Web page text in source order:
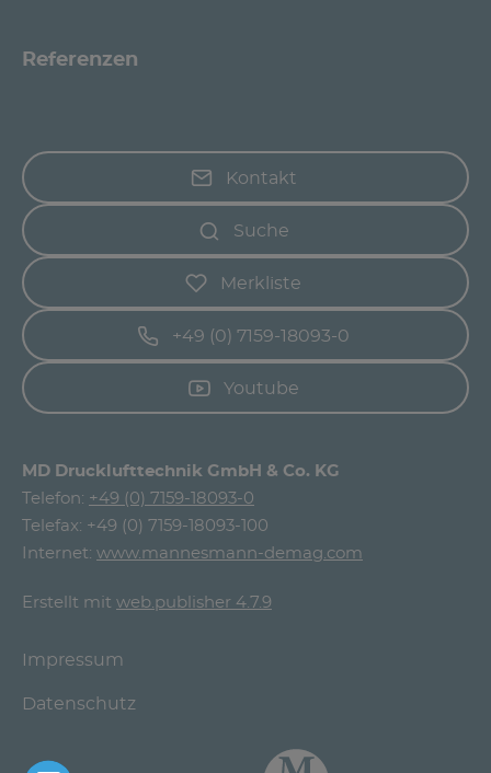
Referenzen
Kontakt
Suche
Merkliste
+49 (0) 7159-18093-0
Youtube
MD Drucklufttechnik GmbH & Co. KG
Telefon: +49 (0) 7159-18093-0
Telefax: +49 (0) 7159-18093-100
Internet: www.mannesmann-demag.com
Erstellt mit web.publisher 4.7.9
Impressum
Datenschutz